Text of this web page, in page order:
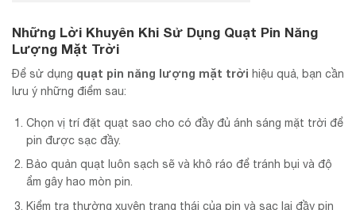
Những Lời Khuyên Khi Sử Dụng Quạt Pin Năng
Lượng Mặt Trời
Để sử dụng quạt pin năng lượng mặt trời hiệu quả, bạn cần
lưu ý những điểm sau:
Chọn vị trí đặt quạt sao cho có đầy đủ ánh sáng mặt trời để
pin được sạc đầy.
Bảo quản quạt luôn sạch sẽ và khô ráo để tránh bụi và độ
ẩm gây hao mòn pin.
Kiểm tra thường xuyên trạng thái của pin và sạc lại đầy pin